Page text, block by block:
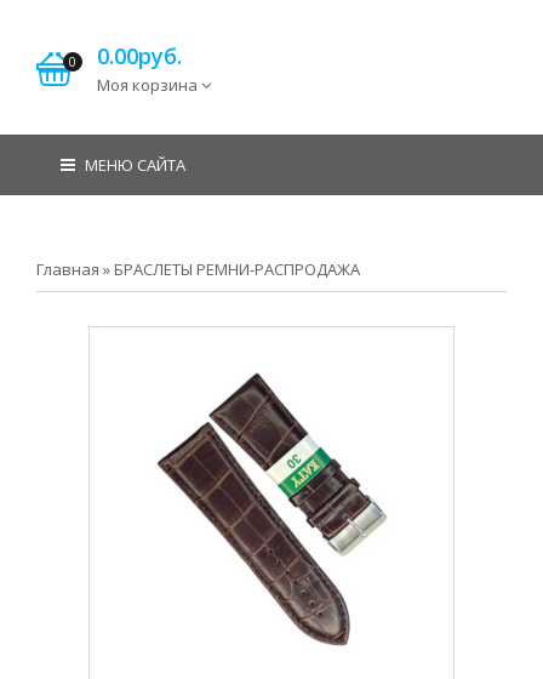
0 0.00руб.
Моя корзина
МЕНЮ САЙТА
Главная » БРАСЛЕТЫ РЕМНИ-РАСПРОДАЖА